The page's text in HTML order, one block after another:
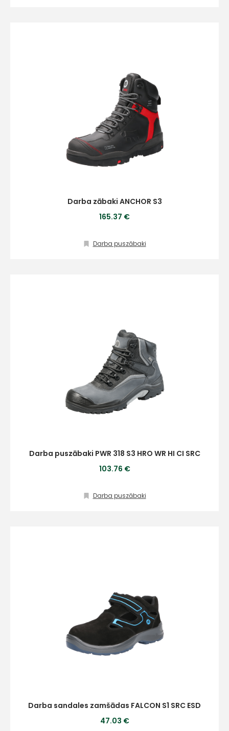
Darba zābaki ANCHOR S3
165.37 €
Darba puszābaki
Darba puszābaki PWR 318 S3 HRO WR HI CI SRC
103.76 €
Darba puszābaki
Darba sandales zamšādas FALCON S1 SRC ESD
47.03 €